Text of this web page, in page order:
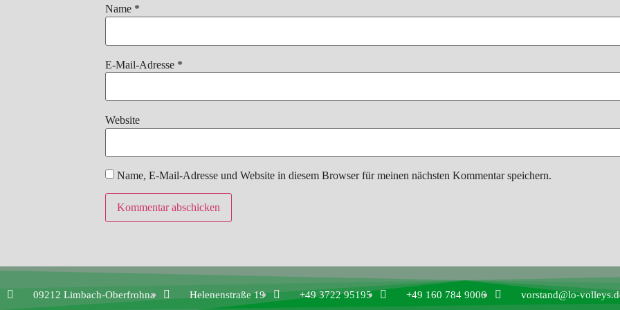
Name *
E-Mail-Adresse *
Website
Name, E-Mail-Adresse und Website in diesem Browser für meinen nächsten Kommentar speichern.
09212 Limbach-Oberfrohna Helenenstraße 19 +49 3722 95195 +49 160 784 9006 vorstand@lo-